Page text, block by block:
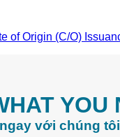
of Origin (C/O)
YOU
với chúng